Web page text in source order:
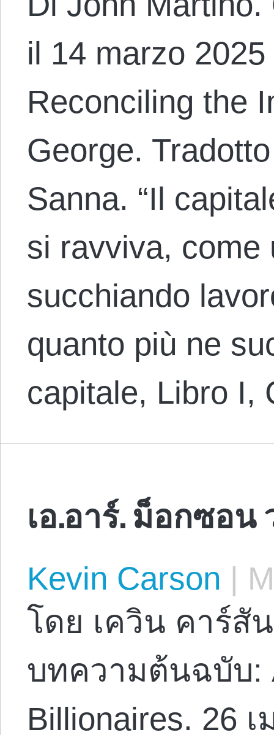
il 14 marzo
Reconciling the
George.
Sanna. “Il
si ravviva, come
succhiando
quanto più ne
capitale, Libro
เอ.อาร์. ม็อกซอน
Kevin Carson |
โดย เควิน คาร์สั
บทความต้นฉบับ:
Billionaires. 26